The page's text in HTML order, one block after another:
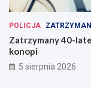
POLICJA
Zatrzymany 40-
konopi
5 sierpnia 2026